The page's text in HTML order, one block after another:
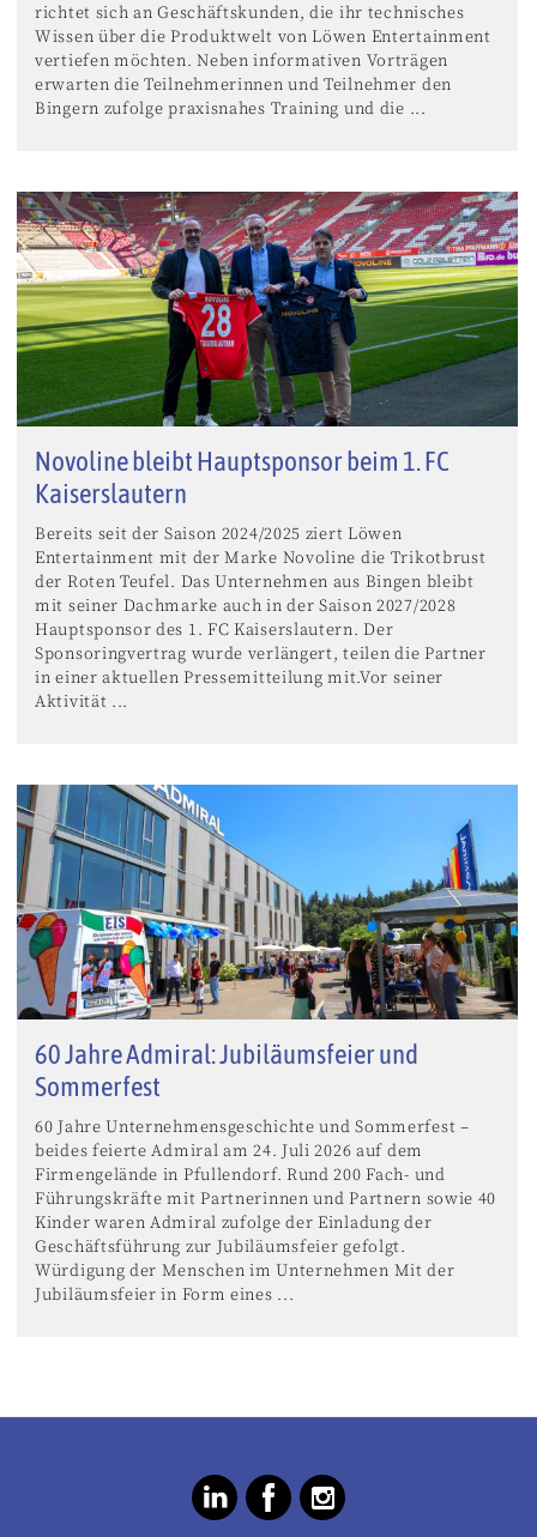
richtet sich an Geschäftskunden, die ihr technisches
Wissen über die Produktwelt von Löwen Entertainment
vertiefen möchten. Neben informativen Vorträgen
erwarten die Teilnehmerinnen und Teilnehmer den
Bingern zufolge praxisnahes Training und die ...
Novoline bleibt Hauptsponsor beim 1. FC
Kaiserslautern
Bereits seit der Saison 2024/2025 ziert Löwen
Entertainment mit der Marke Novoline die Trikotbrust
der Roten Teufel. Das Unternehmen aus Bingen bleibt
mit seiner Dachmarke auch in der Saison 2027/2028
Hauptsponsor des 1. FC Kaiserslautern. Der
Sponsoringvertrag wurde verlängert, teilen die Partner
in einer aktuellen Pressemitteilung mit.Vor seiner
Aktivität ...
60 Jahre Admiral: Jubiläumsfeier und
Sommerfest
60 Jahre Unternehmensgeschichte und Sommerfest –
beides feierte Admiral am 24. Juli 2026 auf dem
Firmengelände in Pfullendorf. Rund 200 Fach- und
Führungskräfte mit Partnerinnen und Partnern sowie 40
Kinder waren Admiral zufolge der Einladung der
Geschäftsführung zur Jubiläumsfeier gefolgt.
Würdigung der Menschen im Unternehmen Mit der
Jubiläumsfeier in Form eines ...